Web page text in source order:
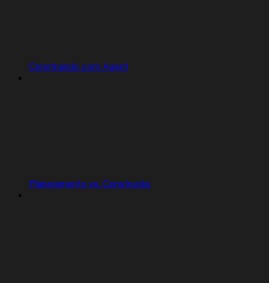
Construindo com Agent
Planejamento vs. Construção